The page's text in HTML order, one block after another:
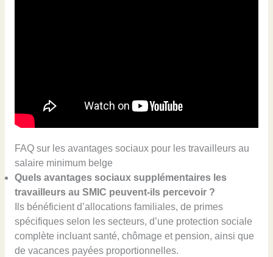
FAQ sur les avantages sociaux pour les travailleurs au
salaire minimum belge
Quels avantages sociaux supplémentaires les
travailleurs au SMIC peuvent-ils percevoir ?
Ils bénéficient d’allocations familiales, de primes
spécifiques selon les secteurs, d’une protection sociale
complète incluant santé, chômage et pension, ainsi que
de vacances payées proportionnelles.